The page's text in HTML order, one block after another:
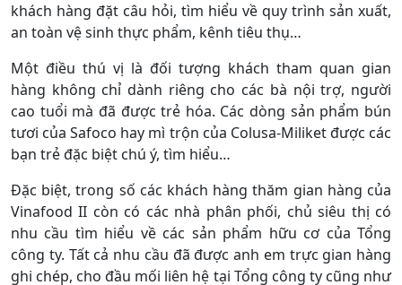
khách hàng đặt câu hỏi, tìm hiểu về quy trình sản xuất,
an toàn vệ sinh thực phẩm, kênh tiêu thụ…
Một điều thú vị là đối tượng khách tham quan gian
hàng không chỉ dành riêng cho các bà nội trợ, người
cao tuổi mà đã được trẻ hóa. Các dòng sản phẩm bún
tươi của Safoco hay mì trộn của Colusa-Miliket được các
bạn trẻ đặc biệt chú ý, tìm hiểu…
Đặc biệt, trong số các khách hàng thăm gian hàng của
Vinafood II còn có các nhà phân phối, chủ siêu thị có
nhu cầu tìm hiểu về các sản phẩm hữu cơ của Tổng
công ty. Tất cả nhu cầu đã được anh em trực gian hàng
ghi chép, cho đầu mối liên hệ tại Tổng công ty cũng như